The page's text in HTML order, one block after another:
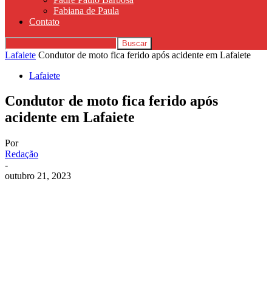
Fabiana de Paula
Contato
Lafaiete Condutor de moto fica ferido após acidente em Lafaiete
Lafaiete
Condutor de moto fica ferido após
acidente em Lafaiete
Por
Redação
-
outubro 21, 2023